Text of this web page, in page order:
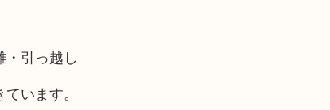
引っ越し
います。